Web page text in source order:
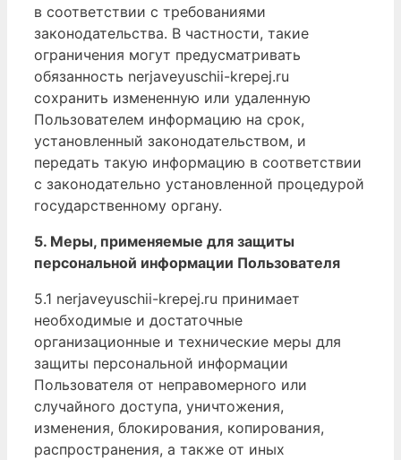
в соответствии с требованиями
законодательства. В частности, такие
ограничения могут предусматривать
обязанность nerjaveyuschii-krepej.ru
сохранить измененную или удаленную
Пользователем информацию на срок,
установленный законодательством, и
передать такую информацию в соответствии
с законодательно установленной процедурой
государственному органу.
5. Меры, применяемые для защиты
персональной информации Пользователя
5.1 nerjaveyuschii-krepej.ru принимает
необходимые и достаточные
организационные и технические меры для
защиты персональной информации
Пользователя от неправомерного или
случайного доступа, уничтожения,
изменения, блокирования, копирования,
распространения, а также от иных